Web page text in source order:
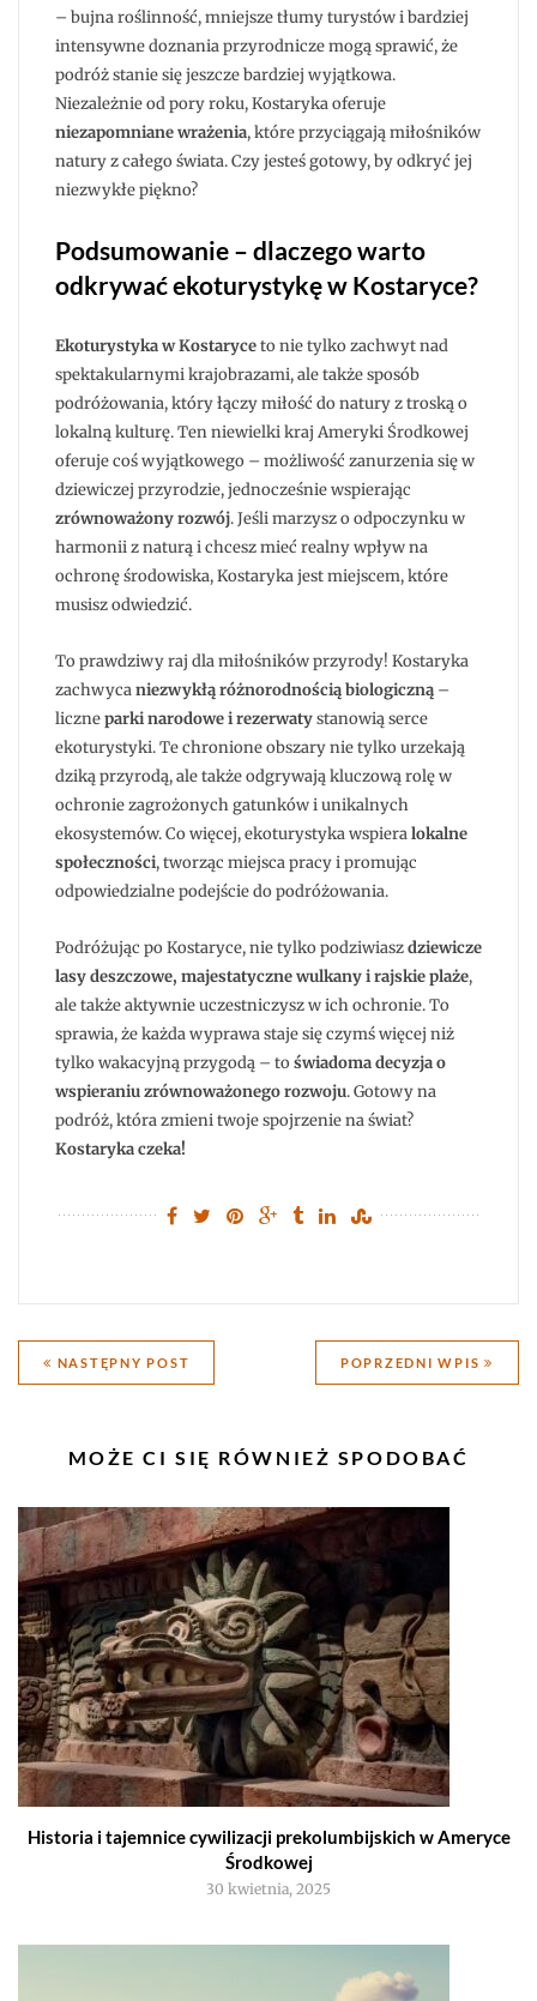
– bujna roślinność, mniejsze tłumy turystów i bardziej
intensywne doznania przyrodnicze mogą sprawić, że
podróż stanie się jeszcze bardziej wyjątkowa.
Niezależnie od pory roku, Kostaryka oferuje
niezapomniane wrażenia, które przyciągają miłośników
natury z całego świata. Czy jesteś gotowy, by odkryć jej
niezwykłe piękno?
Podsumowanie – dlaczego warto
odkrywać ekoturystykę w Kostaryce?
Ekoturystyka w Kostaryceto nie tylko zachwyt nad
spektakularnymi krajobrazami, ale także sposób
podróżowania, który łączy miłość do natury z troską o
lokalną kulturę. Ten niewielki kraj Ameryki Środkowej
oferuje coś wyjątkowego – możliwość zanurzenia się w
dziewiczej przyrodzie, jednocześnie wspierając
zrównoważony rozwój. Jeśli marzysz o odpoczynku w
harmonii z naturą i chcesz mieć realny wpływ na
ochronę środowiska, Kostaryka jest miejscem, które
musisz odwiedzić.
To prawdziwy raj dla miłośników przyrody! Kostaryka
zachwycaniezwykłą różnorodnością biologiczną –
liczneparki narodowe i rezerwatystanowią serce
ekoturystyki. Te chronione obszary nie tylko urzekają
dziką przyrodą, ale także odgrywają kluczową rolę w
ochronie zagrożonych gatunków i unikalnych
ekosystemów. Co więcej, ekoturystyka wspieralokalne
społeczności, tworząc miejsca pracy i promując
odpowiedzialne podejście do podróżowania.
Podróżując po Kostaryce, nie tylko podziwiaszdziewicze
lasy deszczowe, majestatyczne wulkany i rajskie plaże,
ale także aktywnie uczestniczysz w ich ochronie. To
sprawia, że każda wyprawa staje się czymś więcej niż
tylko wakacyjną przygodą – toświadoma decyzja o
wspieraniu zrównoważonego rozwoju. Gotowy na
podróż, która zmieni twoje spojrzenie na świat?
Kostaryka czeka!
Nawigacja
wpisu
POPRZEDNI WPIS
NASTĘPNY POST
PODOBNE
MOŻE CI SIĘ RÓWNIEŻ SPODOBAĆ
Historia i tajemnice cywilizacji prekolumbijskich w Ameryce
Środkowej
30 kwietnia, 2025